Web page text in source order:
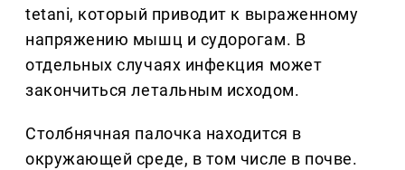
tetani, который приводит к выраженному
напряжению мышц и судорогам. В
отдельных случаях инфекция может
закончиться летальным исходом.
Столбнячная палочка находится в
окружающей среде, в том числе в почве.